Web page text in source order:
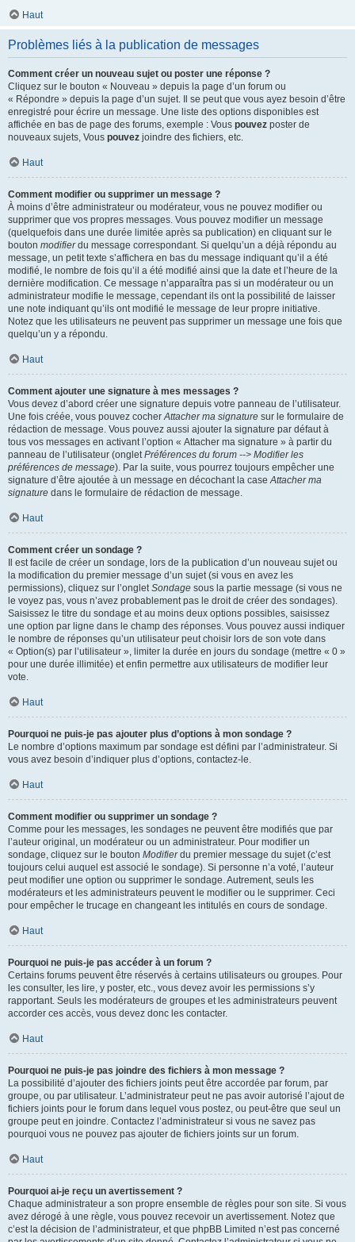
Haut
Problèmes liés à la publication de messages
Comment créer un nouveau sujet ou poster une réponse ?
Cliquez sur le bouton « Nouveau » depuis la page d’un forum ou
« Répondre » depuis la page d’un sujet. Il se peut que vous ayez besoin d’être
enregistré pour écrire un message. Une liste des options disponibles est
affichée en bas de page des forums, exemple : Vous pouvez poster de
nouveaux sujets, Vous pouvez joindre des fichiers, etc.
Haut
Comment modifier ou supprimer un message ?
À moins d’être administrateur ou modérateur, vous ne pouvez modifier ou
supprimer que vos propres messages. Vous pouvez modifier un message
(quelquefois dans une durée limitée après sa publication) en cliquant sur le
bouton modifierdu message correspondant. Si quelqu’un a déjà répondu au
message, un petit texte s’affichera en bas du message indiquant qu’il a été
modifié, le nombre de fois qu’il a été modifié ainsi que la date et l’heure de la
dernière modification. Ce message n’apparaîtra pas si un modérateur ou un
administrateur modifie le message, cependant ils ont la possibilité de laisser
une note indiquant qu’ils ont modifié le message de leur propre initiative.
Notez que les utilisateurs ne peuvent pas supprimer un message une fois que
quelqu’un y a répondu.
Haut
Comment ajouter une signature à mes messages ?
Vous devez d’abord créer une signature depuis votre panneau de l’utilisateur.
Une fois créée, vous pouvez cocherAttacher ma signature sur le formulaire de
rédaction de message. Vous pouvez aussi ajouter la signature par défaut à
tous vos messages en activant l’option « Attacher ma signature » à partir du
panneau de l’utilisateur (ongletPréférences du forum --> Modifier les
préférences de message). Par la suite, vous pourrez toujours empêcher une
signature d’être ajoutée à un message en décochant la caseAttacher ma
signature dans le formulaire de rédaction de message.
Haut
Comment créer un sondage ?
Il est facile de créer un sondage, lors de la publication d’un nouveau sujet ou
la modification du premier message d’un sujet (si vous en avez les
permissions), cliquez sur l’ongletSondage sous la partie message (si vous ne
le voyez pas, vous n’avez probablement pas le droit de créer des sondages).
Saisissez le titre du sondage et au moins deux options possibles, saisissez
une option par ligne dans le champ des réponses. Vous pouvez aussi indiquer
le nombre de réponses qu’un utilisateur peut choisir lors de son vote dans
« Option(s) par l’utilisateur », limiter la durée en jours du sondage (mettre « 0 »
pour une durée illimitée) et enfin permettre aux utilisateurs de modifier leur
vote.
Haut
Pourquoi ne puis-je pas ajouter plus d’options à mon sondage ?
Le nombre d’options maximum par sondage est défini par l’administrateur. Si
vous avez besoin d’indiquer plus d’options, contactez-le.
Haut
Comment modifier ou supprimer un sondage ?
Comme pour les messages, les sondages ne peuvent être modifiés que par
l’auteur original, un modérateur ou un administrateur. Pour modifier un
sondage, cliquez sur le bouton Modifierdu premier message du sujet (c’est
toujours celui auquel est associé le sondage). Si personne n’a voté, l’auteur
peut modifier une option ou supprimer le sondage. Autrement, seuls les
modérateurs et les administrateurs peuvent le modifier ou le supprimer. Ceci
pour empêcher le trucage en changeant les intitulés en cours de sondage.
Haut
Pourquoi ne puis-je pas accéder à un forum ?
Certains forums peuvent être réservés à certains utilisateurs ou groupes. Pour
les consulter, les lire, y poster, etc., vous devez avoir les permissions s’y
rapportant. Seuls les modérateurs de groupes et les administrateurs peuvent
accorder ces accès, vous devez donc les contacter.
Haut
Pourquoi ne puis-je pas joindre des fichiers à mon message ?
La possibilité d’ajouter des fichiers joints peut être accordée par forum, par
groupe, ou par utilisateur. L’administrateur peut ne pas avoir autorisé l’ajout de
fichiers joints pour le forum dans lequel vous postez, ou peut-être que seul un
groupe peut en joindre. Contactez l’administrateur si vous ne savez pas
pourquoi vous ne pouvez pas ajouter de fichiers joints sur un forum.
Haut
Pourquoi ai-je reçu un avertissement ?
Chaque administrateur a son propre ensemble de règles pour son site. Si vous
avez dérogé à une règle, vous pouvez recevoir un avertissement. Notez que
c’est la décision de l’administrateur, et que phpBB Limited n’est pas concerné